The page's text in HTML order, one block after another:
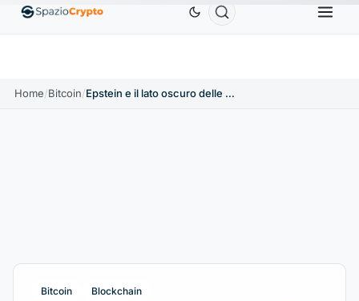
EthereumETH1.880,58 USD TetherUSDT ↑0.00%
Home/Bitcoin/ Epstein e il lato oscuro delle Crypto
Bitcoin Blockchain